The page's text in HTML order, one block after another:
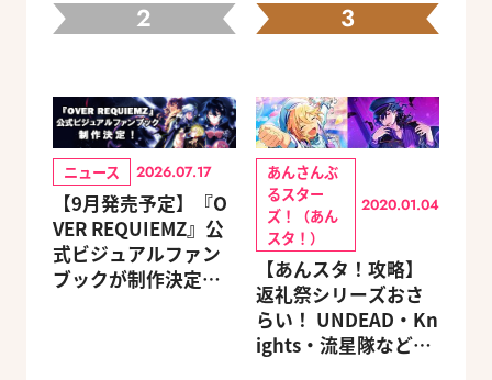
2
ニュース 2026.07.17
【9月発売予定】『O
VER REQUIEMZ』公
式ビジュアルファン
ブックが制作決定！
3
あんさんぶ
るスター
ズ！（あん
スタ！）
2020.01.04
【あんスタ！攻略】
返礼祭シリーズおさ
らい！ UNDEAD・Kn
ights・流星隊など、